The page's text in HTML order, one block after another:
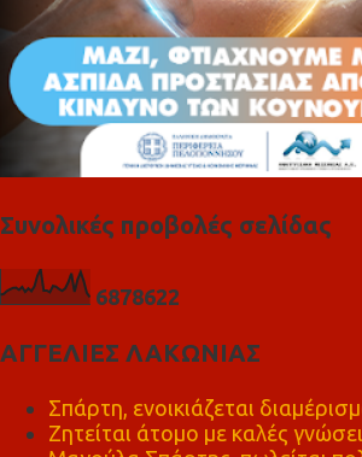
Συνολικές προβολές σελίδας
6878622
ΑΓΓΕΛΙΕΣ ΛΑΚΩΝΙΑΣ
Σπάρτη, ενοικιάζεται
Ζητείται άτομο με καλές